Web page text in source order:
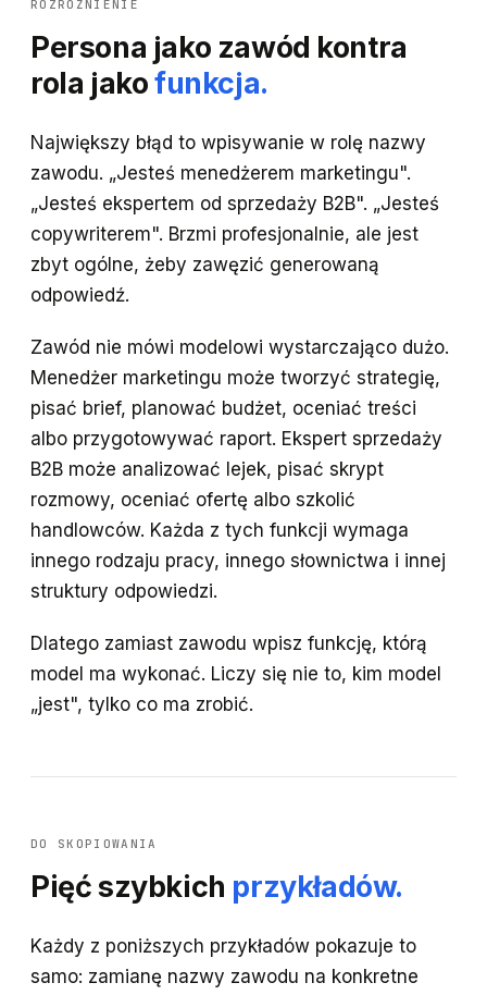
ROZRÓŻNIENIE
Persona jako zawód kontra
rola jakofunkcja.
Największy błąd to wpisywanie w rolę nazwy
zawodu. „Jesteś menedżerem marketingu".
„Jesteś ekspertem od sprzedaży B2B". „Jesteś
copywriterem". Brzmi profesjonalnie, ale jest
zbyt ogólne, żeby zawęzić generowaną
odpowiedź.
Zawód nie mówi modelowi wystarczająco dużo.
Menedżer marketingu może tworzyć strategię,
pisać brief, planować budżet, oceniać treści
albo przygotowywać raport. Ekspert sprzedaży
B2B może analizować lejek, pisać skrypt
rozmowy, oceniać ofertę albo szkolić
handlowców. Każda z tych funkcji wymaga
innego rodzaju pracy, innego słownictwa i innej
struktury odpowiedzi.
Dlatego zamiast zawodu wpisz funkcję, którą
model ma wykonać. Liczy się nie to, kim model
„jest", tylko co ma zrobić.
DO SKOPIOWANIA
Pięć szybkich przykładów.
Każdy z poniższych przykładów pokazuje to
samo: zamianę nazwy zawodu na konkretne